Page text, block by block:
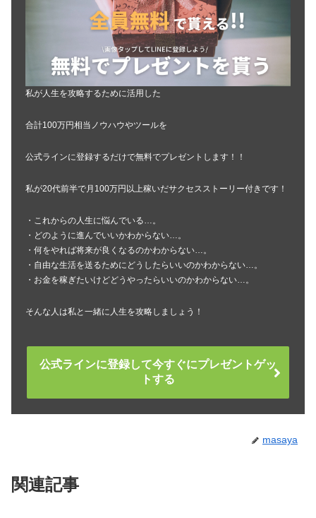
私が人生を攻略するために活用した
合計100万円相当ノウハウやツールを
公式ラインに登録するだけで無料でプレゼントします！！
私が20代前半で月100万円以上稼いだサクセスストーリー付きです！
・これからの人生に悩んでいる…。
・どのように進んでいいかわからない…。
・何をやれば将来が良くなるのかわからない…。
・自由な生活を送るためにどうしたらいいのかわからない…。
・お金を稼ぎたいけどどうやったらいいのかわからない…。
そんな人は私と一緒に人生を攻略しましょう！
公式ラインに登録して今すぐにプレゼントゲッ
トする
masaya
関連記事